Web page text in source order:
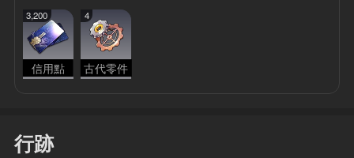
3,200
信用點
4
古代零件
行跡